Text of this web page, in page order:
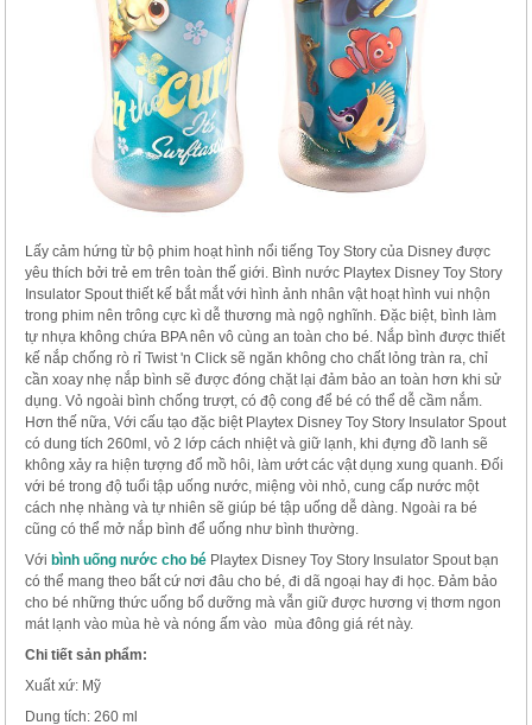
Lấy cảm hứng từ bộ phim hoạt hình nổi tiếng Toy Story của Disney được
yêu thích bởi trẻ em trên toàn thế giới. Bình nước Playtex Disney Toy Story
Insulator Spout thiết kế bắt mắt với hình ảnh nhân vật hoạt hình vui nhộn
trong phim nên trông cực kì dễ thương mà ngộ nghĩnh. Đặc biệt, bình làm
tự nhựa không chứa BPA nên vô cùng an toàn cho bé. Nắp bình được thiết
kế nắp chống rò rỉ Twist 'n Click sẽ ngăn không cho chất lỏng tràn ra, chỉ
cần xoay nhẹ nắp bình sẽ được đóng chặt lại đảm bảo an toàn hơn khi sử
dụng. Vỏ ngoài bình chống trượt, có độ cong để bé có thể dễ cầm nắm.
Hơn thế nữa, Với cấu tạo đặc biệt Playtex Disney Toy Story Insulator Spout
có dung tích 260ml, vỏ 2 lớp cách nhiệt và giữ lạnh, khi đựng đồ lanh sẽ
không xảy ra hiện tượng đổ mồ hôi, làm ướt các vật dụng xung quanh. Đối
với bé trong độ tuổi tập uống nước, miệng vòi nhỏ, cung cấp nước một
cách nhẹ nhàng và tự nhiên sẽ giúp bé tập uống dễ dàng. Ngoài ra bé
cũng có thể mở nắp bình để uống như bình thường.
Với bình uống nước cho bé Playtex Disney Toy Story Insulator Spout bạn
có thể mang theo bất cứ nơi đâu cho bé, đi dã ngoại hay đi học. Đảm bảo
cho bé những thức uống bổ dưỡng mà vẫn giữ được hương vị thơm ngon
mát lạnh vào mùa hè và nóng ấm vào mùa đông giá rét này.
Chi tiết sản phẩm:
Xuất xứ: Mỹ
Dung tích: 260 ml